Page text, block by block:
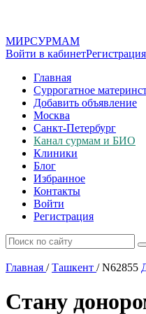
МИРСУРМАМ
Войти в кабинетРегистрация
Главная
Суррогатное
Добавить объявление
Москва
Санкт-Петербург
Канал сурмам и БИО
Клиники
Блог
Избранное
Контакты
Войти
Регистрация
Главная / Ташкент /N62855
Стану